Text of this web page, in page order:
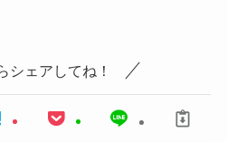
シェアしてね！